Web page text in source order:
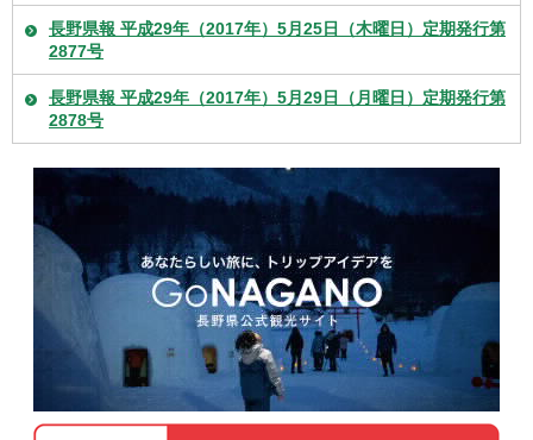
長野県報 平成29年（2017年）5月25日（木曜日）定期発行第
2877号
長野県報 平成29年（2017年）5月29日（月曜日）定期発行第
2878号